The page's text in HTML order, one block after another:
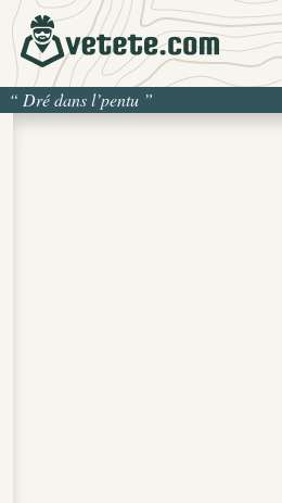
“ Dré dans l’pentu ”